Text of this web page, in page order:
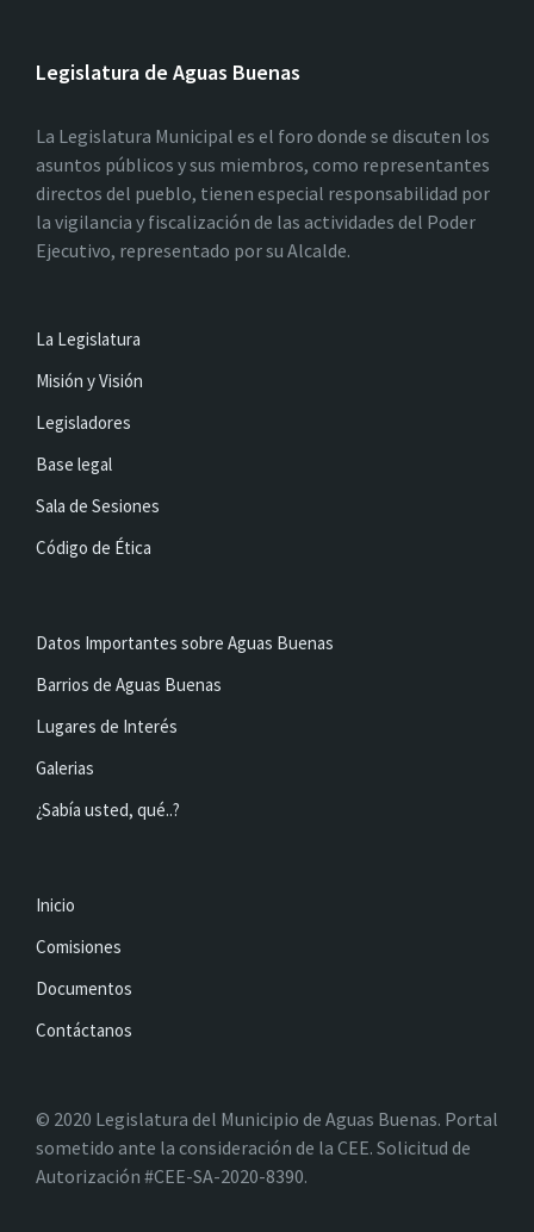
Legislatura de Aguas Buenas
La Legislatura Municipal es el foro donde se discuten los
asuntos públicos y sus miembros, como representantes
directos del pueblo, tienen especial responsabilidad por
la vigilancia y fiscalización de las actividades del Poder
Ejecutivo, representado por su Alcalde.
La Legislatura
Misión y Visión
Legisladores
Base legal
Sala de Sesiones
Código de Ética
Datos Importantes sobre Aguas Buenas
Barrios de Aguas Buenas
Lugares de Interés
Galerias
¿Sabía usted, qué..?
Inicio
Comisiones
Documentos
Contáctanos
© 2020 Legislatura del Municipio de Aguas Buenas. Portal
sometido ante la consideración de la CEE. Solicitud de
Autorización #CEE-SA-2020-8390.